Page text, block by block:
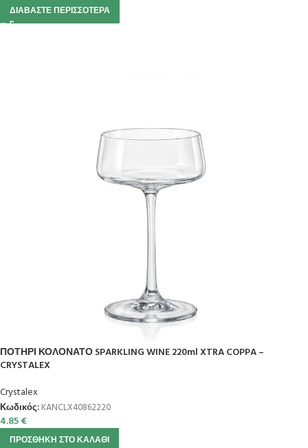
ΔΙΑΒΆΣΤΕ ΠΕΡΙΣΣΌΤΕΡΑ
ΠΟΤΗΡΙ ΚΟΛΟΝΑΤΟ SPARKLING WINE 220ml XTRA COPPA –
CRYSTALEX
Crystalex
Κωδικός: KANCLX40862220
4.85€
ΠΡΟΣΘΉΚΗ ΣΤΟ ΚΑΛΆΘΙ